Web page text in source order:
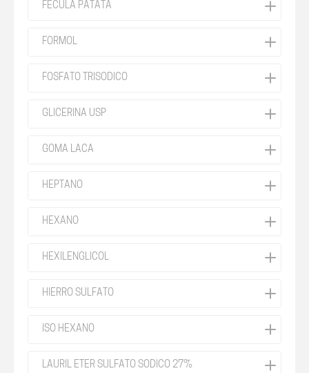
FECULA PATATA
FORMOL
FOSFATO TRISODICO
GLICERINA USP
GOMA LACA
HEPTANO
HEXANO
HEXILENGLICOL
HIERRO SULFATO
ISO HEXANO
LAURIL ETER SULFATO SODICO 27%